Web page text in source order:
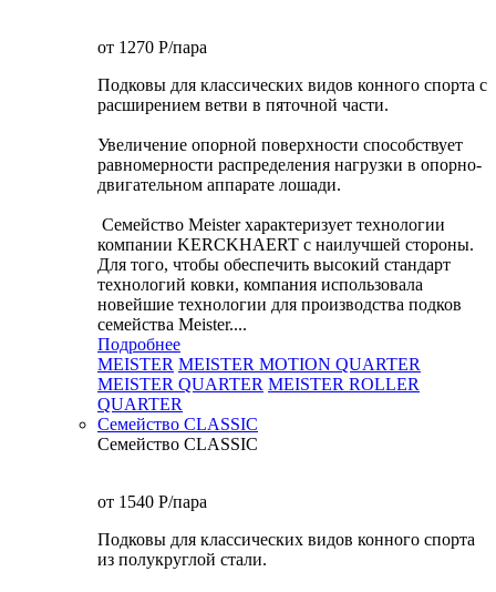
от 1270 P/пара
Подковы для классических видов конного спорта с
расширением ветви в пяточной части.
Увеличение опорной поверхности способствует
равномерности распределения нагрузки в опорно-
двигательном аппарате лошади.
Семейство Meister характеризует технологии
компании KERCKHAERT с наилучшей стороны.
Для того, чтобы обеспечить высокий стандарт
технологий ковки, компания использовала
новейшие технологии для производства подков
семейства Meister....
Подробнее
MEISTER MEISTER MOTION QUARTER
MEISTER QUARTER MEISTER ROLLER
QUARTER
Семейство CLASSIC
Семейство CLASSIC
от 1540 P/пара
Подковы для классических видов конного спорта
из полукруглой стали.